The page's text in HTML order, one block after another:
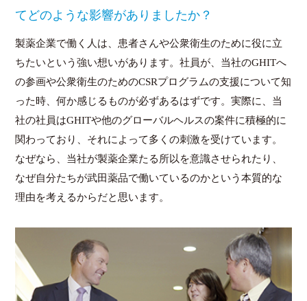
てどのような影響がありましたか？
製薬企業で働く人は、患者さんや公衆衛生のために役に立
ちたいという強い想いがあります。社員が、当社のGHITへ
の参画や公衆衛生のためのCSRプログラムの支援について知
った時、何か感じるものが必ずあるはずです。実際に、当
社の社員はGHITや他のグローバルヘルスの案件に積極的に
関わっており、それによって多くの刺激を受けています。
なぜなら、当社が製薬企業たる所以を意識させられたり、
なぜ自分たちが武田薬品で働いているのかという本質的な
理由を考えるからだと思います。